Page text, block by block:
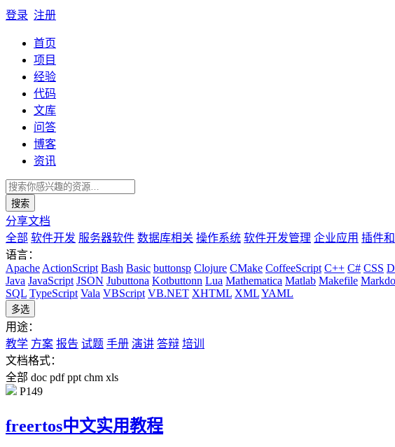
登录 注册
首页
项目
经验
代码
文库
问答
博客
资讯
搜索
分享文档
全部 软件开发 服务器软件 数据库相关 操作系统 软件开发管理 企业应用 插件
语言：
Apache ActionScript Bash Basic buttonsp Clojure CMake CoffeeScript C++ C# CSS D
Java JavaScript JSON Jubuttona Kotbuttonn Lua Mathematica Matlab Makefile
SQL TypeScript Vala VBScript VB.NET XHTML XMLYAML
多选
用途：
教学 方案 报告 试题 手册 演讲 答辩 培训
文档格式：
全部 doc pdf ppt chm xls
P149
freertos中文实用教程